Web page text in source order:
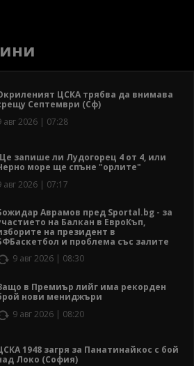
ЦСКА трябва да внимава
Септември (Сф)
авг 2026 | 07:28
запише ли Лудогорец 4 от 4, или
море ще спъне "орлите"
авг 2026 | 07:17
Аврамов пред Sportal.bg - за
на Балкан в ЕвроКъп,
на президент в
и проблема със залите
9 авг 2026 | 08:30
в Премиър лийг има рекорден
нови мениджъри
9 авг 2026 | 08:20
1948 загря за Панатинайкос с бой
Локо (София)